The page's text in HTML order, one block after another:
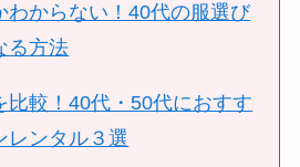
わからない！40代の服選び
る方法
比較！40代・50代におすす
レンタル３選